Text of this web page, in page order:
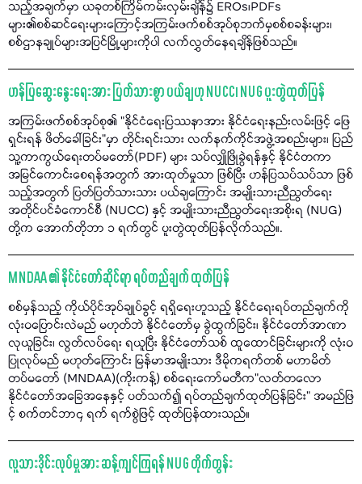
သည့်အချက်မှာ ယခုတစ်ကြိမ်ကမ်းလှမ်းချိန်၌ EROs၊PDFs
များ၏စစ်ဆင်ရေးများကြောင့်အကြမ်းဖက်စစ်အုပ်စုဘက်မှစစ်စခန်းများ၊
စစ်ဌာနချုပ်များအပြင်မြို့များကိုပါ လက်လွှတ်နေရချိန်ဖြစ်သည်။
ဟန်ပြဆွေးနွေးရေးအား ပြတ်သားစွာ ပယ်ချဟု NUCC၊ NUG ပူးတွဲထုတ်ပြန်
အကြမ်းဖက်စစ်အုပ်စု၏ "နိုင်ငံရေးပြဿနာအား နိုင်ငံရေးနည်းလမ်းဖြင့် ဖြေ
ရှင်းရန် ဖိတ်ခေါ်ခြင်း"မှာ တိုင်းရင်းသား လက်နက်ကိုင်အဖွဲ့အစည်းများ၊ ပြည်
သူ့ကာကွယ်ရေးတပ်မတော်(PDF) များ သပ်လျှိုဖြိုခွဲရန်နှင့် နိုင်ငံတကာ
အမြင်ကောင်းစေရန်အတွက် အားထုတ်မှုသာ ဖြစ်ပြီး ဟန်ပြသပ်သပ်သာ ဖြစ်
သည့်အတွက် ပြတ်ပြတ်သားသား ပယ်ချကြောင်း အမျိုးသားညီညွတ်ရေး
အတိုင်ပင်ခံကောင်စီ (NUCC) နှင့် အမျိုးသားညီညွတ်ရေးအစိုးရ (NUG)
တို့က အောက်တိုဘာ ၁ ရက်တွင် ပူးတွဲထုတ်ပြန်လိုက်သည်။.
MNDAA ၏ နိုင်ငံတော်ဆိုင်ရာ ရပ်တည်ချက် ထုတ်ပြန်
စစ်မှန်သည့် ကိုယ်ပိုင်အုပ်ချုပ်ခွင့် ရရှိရေးဟူသည့် နိုင်ငံရေးရပ်တည်ချက်ကို
လုံးဝပြောင်းလဲမည် မဟုတ်ဘဲ နိုင်ငံတော်မှ ခွဲထွက်ခြင်း၊ နိုင်ငံတော်အာဏာ
လုယူခြင်း၊ လွတ်လပ်ရေး ရယူပြီး နိုင်ငံတော်သစ် ထူထောင်ခြင်းများကို လုံးဝ
ပြုလုပ်မည် မဟုတ်ကြောင်း မြန်မာအမျိုးသား ဒီမိုကရက်တစ် မဟာမိတ်
တပ်မတော် (MNDAA)(ကိုးကန့်) စစ်ရေးကော်မတီက"လတ်တလော
နိုင်ငံတော်အခြေအနေနှင့် ပတ်သက်၍ ရပ်တည်ချက်ထုတ်ပြန်ခြင်း" အမည်ဖြ
င့် စက်တင်ဘာ၄ ရက် ရက်စွဲဖြင့် ထုတ်ပြန်ထားသည်။
လူသားဒိုင်းလုပ်မှုအား ဆန့်ကျင်ကြရန် NUG တိုက်တွန်း